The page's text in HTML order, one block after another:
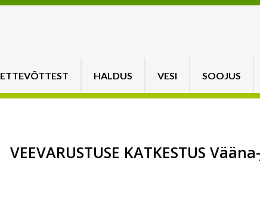
ETTEVÕTTEST HALDUS VESI SOOJUS
VEEVARUSTUSE KATKESTUS